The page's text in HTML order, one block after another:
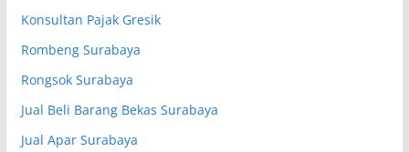
Konsultan Pajak Gresik
Rombeng Surabaya
Rongsok Surabaya
Jual Beli Barang Bekas Surabaya
Jual Apar Surabaya